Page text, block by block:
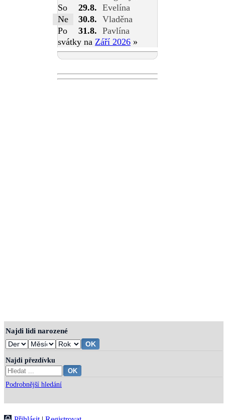
So
29.8. Evelína
Ne
30.8. Vladěna
Po
31.8. Pavlína
svátky na Září 2026 »
Najdi lidi narozené
Najdi přezdívku
Podrobnější hledání